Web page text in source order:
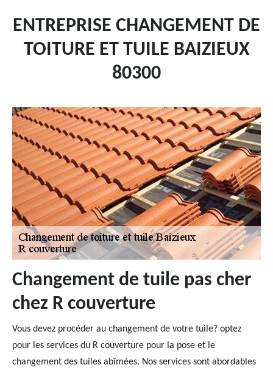
ENTREPRISE CHANGEMENT DE
TOITURE ET TUILE BAIZIEUX
80300
Changement de tuile pas cher
chez R couverture
Vous devez procéder au changement de votre tuile? optez
pour les services du R couverture pour la pose et le
changement des tuiles abîmées. Nos services sont abordables